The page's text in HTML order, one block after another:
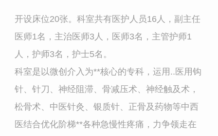
开设床位20张。科室共有医护人员16 人，副主任
医师1名，主治医师3 人，医师3名，主管护师1
人，护师3名，护士5名。
科室是以微创介入为**核心的专科，运用..医用钩
针、针刀、神经阻滞、骨减压术、神经触及术，
松骨术、中医针灸、银质针、正骨及药物等中西
医结合优化阶梯**各种急慢性疼痛，力争领走在